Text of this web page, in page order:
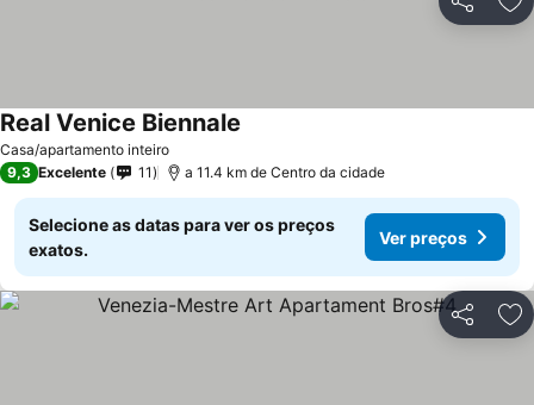
Partilhar
Casa/apartamento inteiro
Real Venice Biennale
9,3 Excelente 11 a 11.4 km de Centro da cidade
Selecione as datas para ver os preços
exatos.
Ver preços
Partilhar